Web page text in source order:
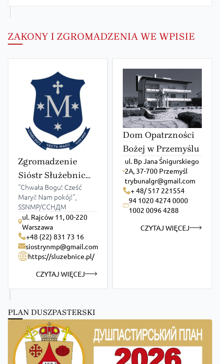
ZAKONY I ZGROMADZENIA WE WPISIE
Zgromadzenie
Sióstr Służebnic
NMP
"Chwała Bogu! Cześć
Maryi! Nam pokój!",
SSNMP/ССНДМ
ul. Rajców 11, 00-220
Warszawa
+48 (22) 831 73 16
siostrynmp@gmail.com
https://sluzebnice.pl/
CZYTAJ WIĘCEJ
Dom Opatrzności
Bożej w Przemyślu
ul. Bp Jana Śnigurskiego
2A, 37-700 Przemyśl
trybunalgr@gmail.com
+ 48/ 517 221554
94 1020 4274 0000
1002 0096 4288
CZYTAJ WIĘCEJ
PLAN DUSZPASTERSKI